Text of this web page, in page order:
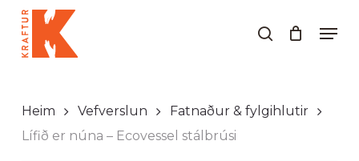
Skip
main
search
Heim Vefverslun
Fatnaður & fylgihlutir
Lífið er núna – Ecovessel stálbrúsi